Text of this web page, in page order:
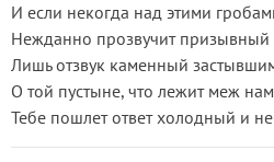
И если некогда над этими
Нежданно прозвучит призывный
Лишь отзвук каменный
О той пустыне, что лежит меж
Тебе пошлет ответ холодный и